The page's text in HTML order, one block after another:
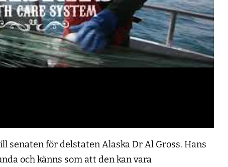
senaten för delstaten Alaska Dr Al Gross. Hans
och känns som att den kan vara